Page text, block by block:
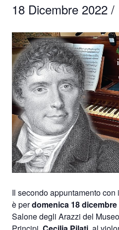
18 Dicembre 2022 /
Il secondo appuntamento
è perdomenica 18 dicembre
Salone degli Arazzi del